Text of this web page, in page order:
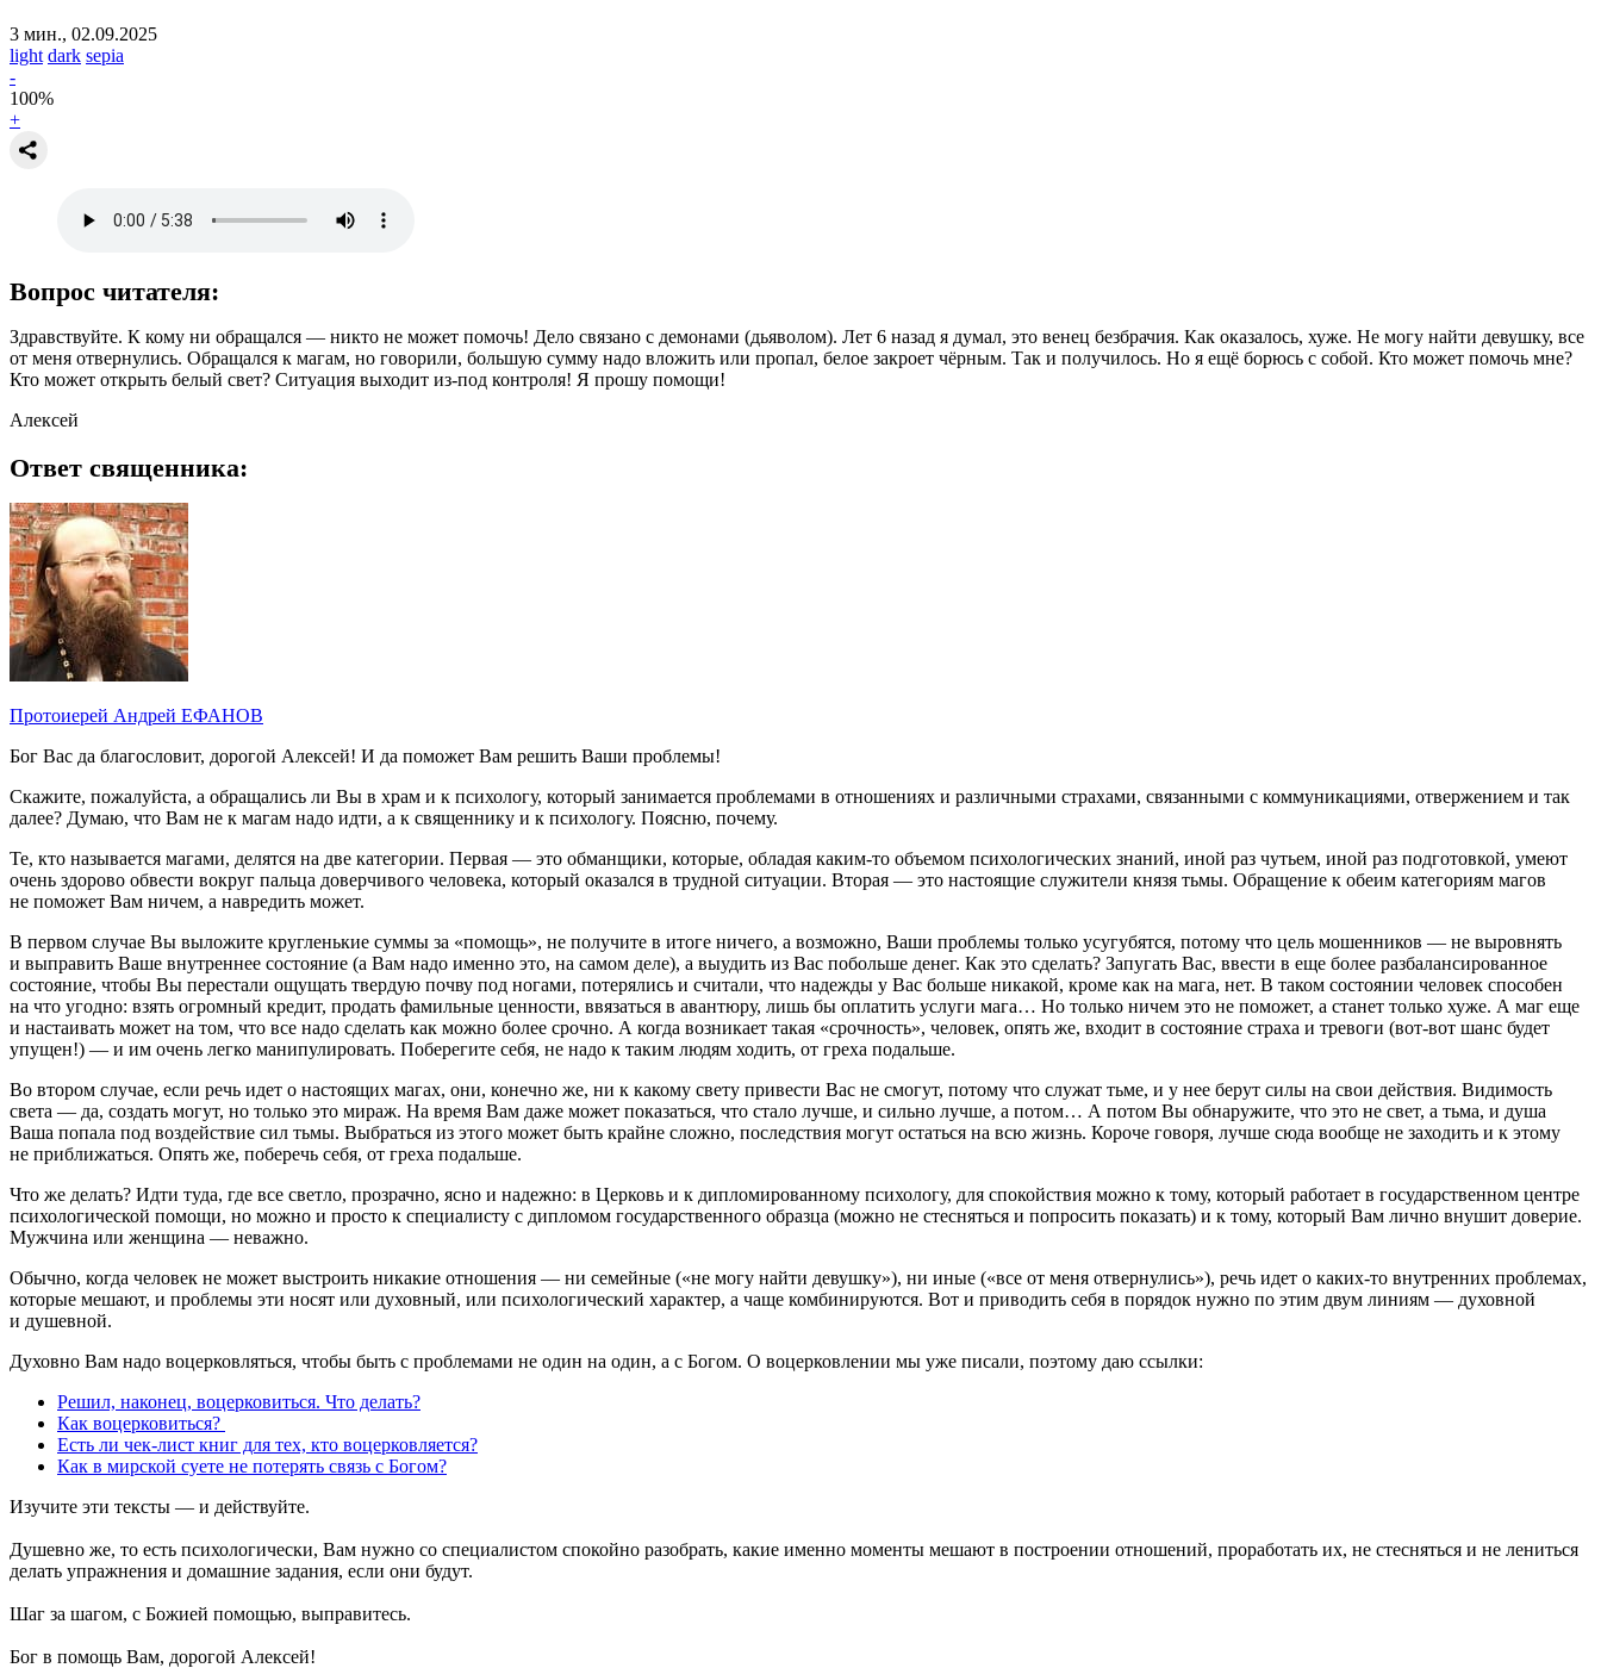
3 мин., 02.09.2025
light dark sepia
-
100%
+
Вопрос читателя:
Здравствуйте. К кому ни обращался — никто не может помочь! Дело связано с демонами (дьяволом). Лет 6 назад я думал, это венец безбрачия. Как оказалось, хуже. Не могу найти девушку, все
от меня отвернулись. Обращался к магам, но говорили, большую сумму надо вложить или пропал, белое закроет чёрным. Так и получилось. Но я ещё борюсь с собой. Кто может помочь мне?
Кто может открыть белый свет? Ситуация выходит из-под контроля! Я прошу помощи!
Алексей
Ответ священника:
Протоиерей Андрей ЕФАНОВ
Бог Вас да благословит, дорогой Алексей! И да поможет Вам решить Ваши проблемы!
Скажите, пожалуйста, а обращались ли Вы в храм и к психологу, который занимается проблемами в отношениях и различными страхами, связанными с коммуникациями, отвержением и так
далее? Думаю, что Вам не к магам надо идти, а к священнику и к психологу. Поясню, почему.
Те, кто называется магами, делятся на две категории. Первая — это обманщики, которые, обладая каким-то объемом психологических знаний, иной раз чутьем, иной раз подготовкой, умеют
очень здорово обвести вокруг пальца доверчивого человека, который оказался в трудной ситуации. Вторая — это настоящие служители князя тьмы. Обращение к обеим категориям магов
не поможет Вам ничем, а навредить может.
В первом случае Вы выложите кругленькие суммы за «помощь», не получите в итоге ничего, а возможно, Ваши проблемы только усугубятся, потому что цель мошенников — не выровнять
и выправить Ваше внутреннее состояние (а Вам надо именно это, на самом деле), а выудить из Вас побольше денег. Как это сделать? Запугать Вас, ввести в еще более разбалансированное
состояние, чтобы Вы перестали ощущать твердую почву под ногами, потерялись и считали, что надежды у Вас больше никакой, кроме как на мага, нет. В таком состоянии человек способен
на что угодно: взять огромный кредит, продать фамильные ценности, ввязаться в авантюру, лишь бы оплатить услуги мага… Но только ничем это не поможет, а станет только хуже. А маг еще
и настаивать может на том, что все надо сделать как можно более срочно. А когда возникает такая «срочность», человек, опять же, входит в состояние страха и тревоги (вот-вот шанс будет
упущен!) — и им очень легко манипулировать. Поберегите себя, не надо к таким людям ходить, от греха подальше.
Во втором случае, если речь идет о настоящих магах, они, конечно же, ни к какому свету привести Вас не смогут, потому что служат тьме, и у нее берут силы на свои действия. Видимость
света — да, создать могут, но только это мираж. На время Вам даже может показаться, что стало лучше, и сильно лучше, а потом… А потом Вы обнаружите, что это не свет, а тьма, и душа
Ваша попала под воздействие сил тьмы. Выбраться из этого может быть крайне сложно, последствия могут остаться на всю жизнь. Короче говоря, лучше сюда вообще не заходить и к этому
не приближаться. Опять же, поберечь себя, от греха подальше.
Что же делать? Идти туда, где все светло, прозрачно, ясно и надежно: в Церковь и к дипломированному психологу, для спокойствия можно к тому, который работает в государственном центре
психологической помощи, но можно и просто к специалисту с дипломом государственного образца (можно не стесняться и попросить показать) и к тому, который Вам лично внушит доверие.
Мужчина или женщина — неважно.
Обычно, когда человек не может выстроить никакие отношения — ни семейные («не могу найти девушку»), ни иные («все от меня отвернулись»), речь идет о каких-то внутренних проблемах,
которые мешают, и проблемы эти носят или духовный, или психологический характер, а чаще комбинируются. Вот и приводить себя в порядок нужно по этим двум линиям — духовной
и душевной.
Духовно Вам надо воцерковляться, чтобы быть с проблемами не один на один, а с Богом. О воцерковлении мы уже писали, поэтому даю ссылки:
Решил, наконец, воцерковиться. Что делать?
Как воцерковиться?
Есть ли чек-лист книг для тех, кто воцерковляется?
Как в мирской суете не потерять связь с Богом?
Изучите эти тексты — и действуйте.
Душевно же, то есть психологически, Вам нужно со специалистом спокойно разобрать, какие именно моменты мешают в построении отношений, проработать их, не стесняться и не лениться
делать упражнения и домашние задания, если они будут.
Шаг за шагом, с Божией помощью, выправитесь.
Бог в помощь Вам, дорогой Алексей!